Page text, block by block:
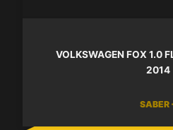
VOLKSWAGEN FOX 1.0
2014
SABER